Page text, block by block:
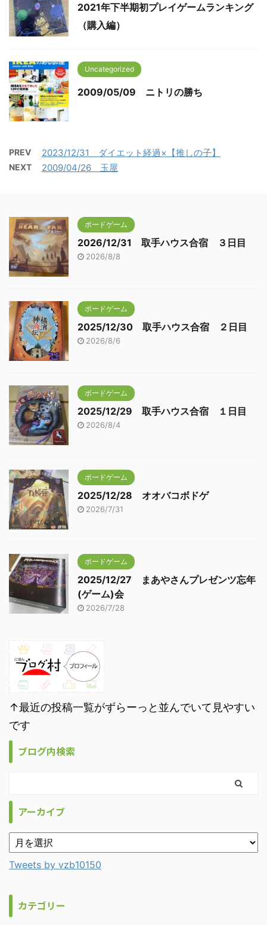
2021年下半期初プレイゲームランキング
（購入編）
Uncategorized
2009/05/09 ニトリの勝ち
PREV 2023/12/31 ダイエット経過×【推しの子】
NEXT 2009/04/26 玉屋
ボードゲーム
2026/12/31 取手ハウス合宿 ３日目
2026/8/8
ボードゲーム
2025/12/30 取手ハウス合宿 ２日目
2026/8/6
ボードゲーム
2025/12/29 取手ハウス合宿 １日目
2026/8/4
ボードゲーム
2025/12/28 オオバコボドゲ
2026/7/31
ボードゲーム
2025/12/27 まあやさんプレゼンツ忘年
(ゲーム)会
2026/7/28
↑最近の投稿一覧がずらーっと並んでいて見やすい
です
ブログ内検索
アーカイブ
Tweets by vzb10150
カテゴリー